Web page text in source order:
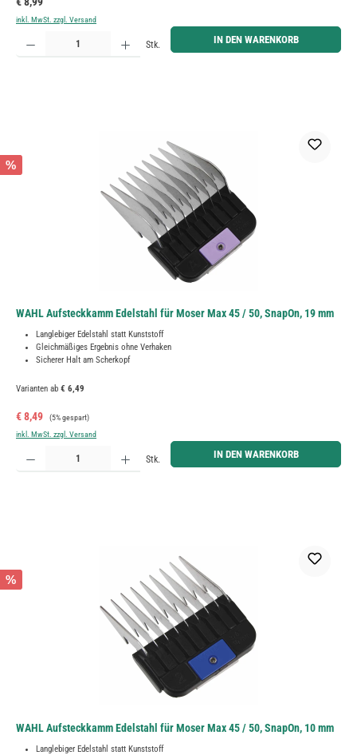
inkl. MwSt. zzgl. Versand
Produkt Anzahl: Gib den gewünschten Wert ein oder benutze die Schaltflächen um die Anzahl zu
Stk. IN DEN WARENKORB
%
WAHL Aufsteckkamm Edelstahl für Moser Max 45 / 50, SnapOn, 19 mm
Langlebiger Edelstahl statt Kunststoff
Gleichmäßiges Ergebnis ohne Verhaken
Sicherer Halt am Scherkopf
Varianten ab € 6,49
Verkaufspreis:
€ 8,49 Regulärer Preis:
(5% gespart)
inkl. MwSt. zzgl. Versand
Produkt Anzahl: Gib den gewünschten Wert ein oder benutze die Schaltflächen um die Anzahl zu
Stk. IN DEN WARENKORB
%
WAHL Aufsteckkamm Edelstahl für Moser Max 45 / 50, SnapOn, 10 mm
Langlebiger Edelstahl statt Kunststoff